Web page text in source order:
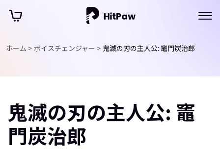
ホーム > ボイスチェンジャー > 鬼滅の刃の主人公: 竈門炭治郎
鬼滅の刃の主人公: 竈
門炭治郎